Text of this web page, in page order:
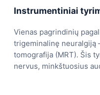
Instrumentiniai
Vienas pagrindinių
trigeminalinę neuralgiją
tomografija (MRT). Šis
nervus, minkštuosius